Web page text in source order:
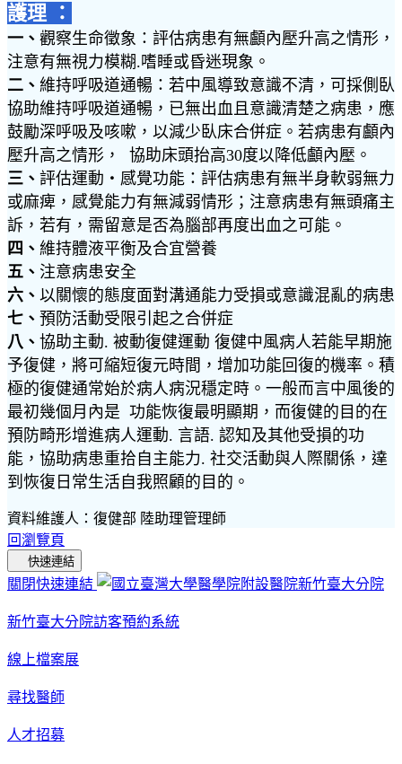
護理 ：
一、 觀察生命徵象：評估病患有無顱內壓升高之情形，
注意有無視力模糊.嗜睡或昏迷現象。
二、 維持呼吸道通暢：若中風導致意識不清，可採側臥
協助維持呼吸道通暢，已無出血且意識清楚之病患，應
鼓勵深呼吸及咳嗽，以減少臥床合併症。若病患有顱內
壓升高之情形， 協助床頭抬高30度以降低顱內壓。
三、 評估運動‧感覺功能：評估病患有無半身軟弱無力
或麻痺，感覺能力有無減弱情形；注意病患有無頭痛主
訴，若有，需留意是否為腦部再度出血之可能。
四、 維持體液平衡及合宜營養
五、 注意病患安全
六、 以關懷的態度面對溝通能力受損或意識混亂的病患
七、 預防活動受限引起之合併症
八、 協助主動. 被動復健運動 復健中風病人若能早期施
予復健，將可縮短復元時間，增加功能回復的機率。積
極的復健通常始於病人病況穩定時。一般而言中風後的
最初幾個月內是 功能恢復最明顯期，而復健的目的在
預防畸形增進病人運動. 言語. 認知及其他受損的功
能，協助病患重拾自主能力. 社交活動與人際關係，達
到恢復日常生活自我照顧的目的。
資料維護人：復健部 陸助理管理師
回瀏覽頁
快速連結
關閉快速連結
新竹臺大分院訪客預約系統
線上檔案展
尋找醫師
人才招募